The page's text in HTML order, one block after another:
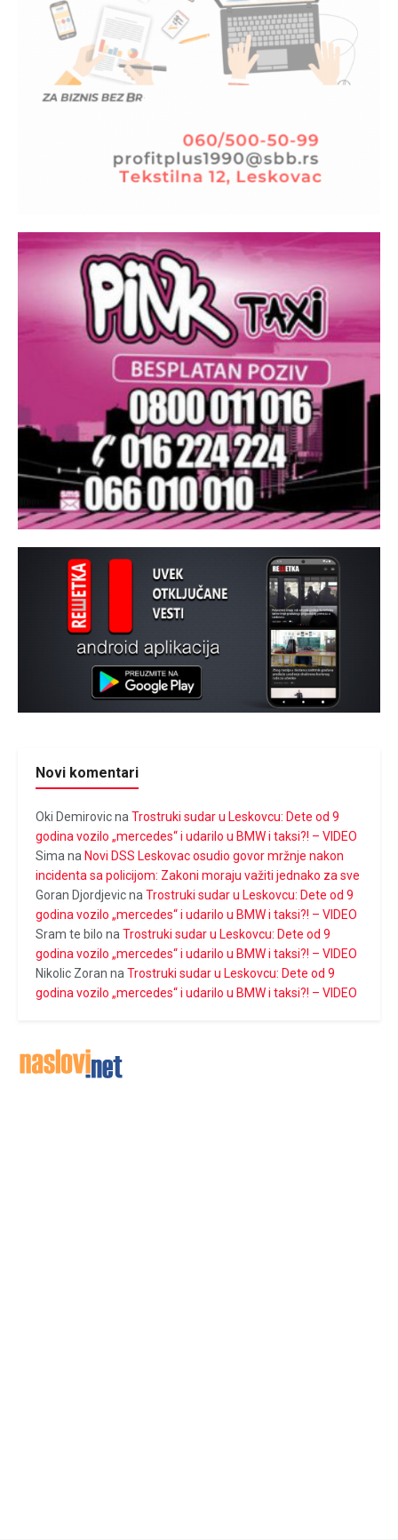
Novi komentari
Oki DemirovicnaTrostruki sudar u Leskovcu: Dete od 9
godina vozilo „mercedes“ i udarilo u BMW i taksi?! – VIDEO
Simana Novi DSS Leskovac osudio govor mržnje nakon
incidenta sa policijom: Zakoni moraju važiti jednako za sve
Goran DjordjevicnaTrostruki sudar u Leskovcu: Dete od 9
godina vozilo „mercedes“ i udarilo u BMW i taksi?! – VIDEO
Sram te bilo naTrostruki sudar u Leskovcu: Dete od 9
godina vozilo „mercedes“ i udarilo u BMW i taksi?! – VIDEO
Nikolic Zoran naTrostruki sudar u Leskovcu: Dete od 9
godina vozilo „mercedes“ i udarilo u BMW i taksi?! – VIDEO